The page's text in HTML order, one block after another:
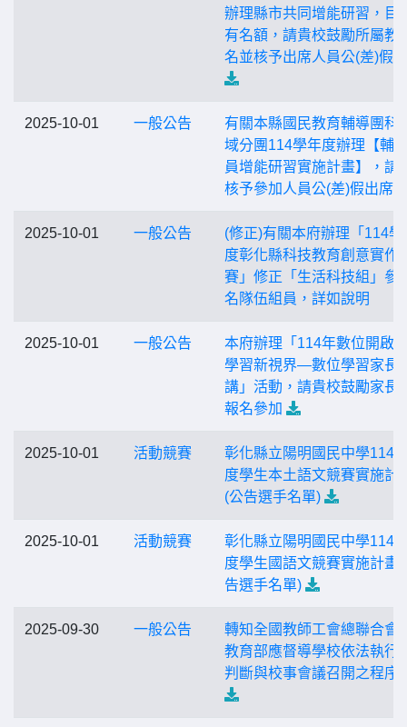
辦理縣市共同增能研習，目
有名額，請貴校鼓勵所屬教
名並核予出席⼈員公(差)假
2025-10-01 一般公告
有關本縣國民教育輔導團科
域分團114學年度辦理【輔
員增能研習實施計畫】，請
核予參加人員公(差)假出席
2025-10-01 一般公告
(修正)有關本府辦理「114學
度彰化縣科技教育創意實作
賽」修正「生活科技組」參
名隊伍組員，詳如說明
2025-10-01 一般公告
本府辦理「114年數位開啟
學習新視界—數位學習家長
講」活動，請貴校鼓勵家長
報名參加
2025-10-01 活動競賽
彰化縣立陽明國民中學114
度學生本土語文競賽實施計
(公告選手名單)
2025-10-01 活動競賽
彰化縣立陽明國民中學114
度學生國語文競賽實施計畫(
告選手名單)
2025-09-30 一般公告
轉知全國教師工會總聯合會
教育部應督導學校依法執行
判斷與校事會議召開之程序